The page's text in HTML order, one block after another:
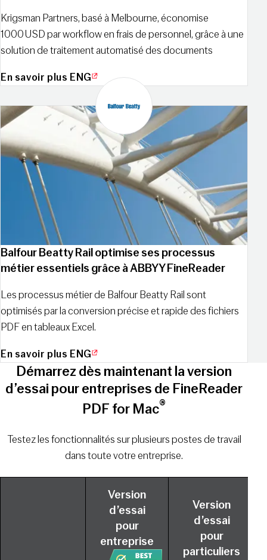
Krigsman Partners, basé à Melbourne, économise
1000 USD par workflow en frais de personnel, grâce à une
solution de traitement automatisé des documents
En savoir plus ENG
Balfour Beatty Rail optimise ses processus
métier essentiels grâce à ABBYY FineReader
Les processus métier de Balfour Beatty Rail sont
optimisés par la conversion précise et rapide des fichiers
PDF en tableaux Excel.
En savoir plus ENG
Démarrez dès maintenant la version
d’essai pour entreprises de FineReader
PDF for Mac®
Testez les fonctionnalités sur plusieurs postes de travail
dans toute votre entreprise.
Version
d’essai
pour
entreprise
Version
d’essai
pour
particuliers